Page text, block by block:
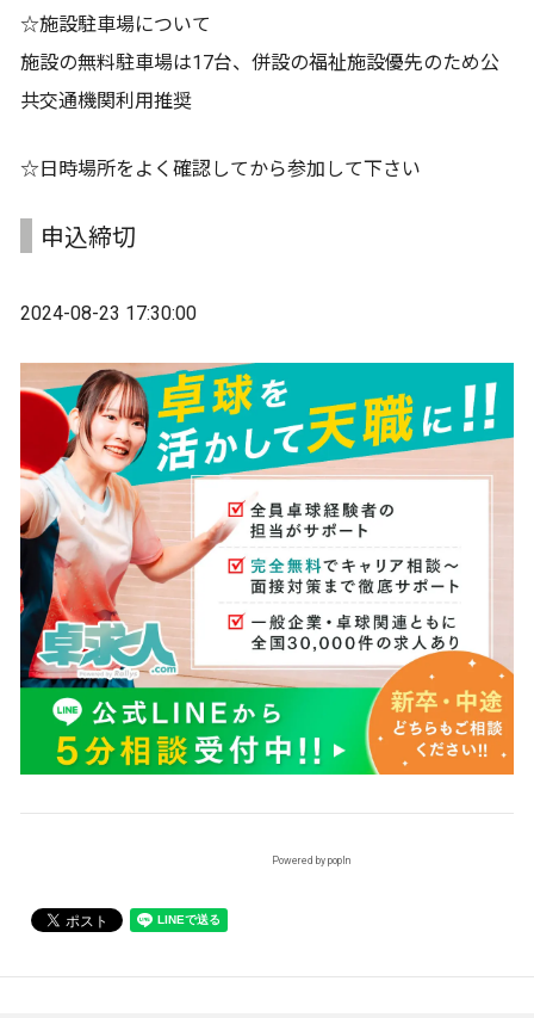
☆施設駐車場について
施設の無料駐車場は17台、併設の福祉施設優先のため公
共交通機関利用推奨
☆日時場所をよく確認してから参加して下さい
申込締切
2024-08-23 17:30:00
Powered by popIn